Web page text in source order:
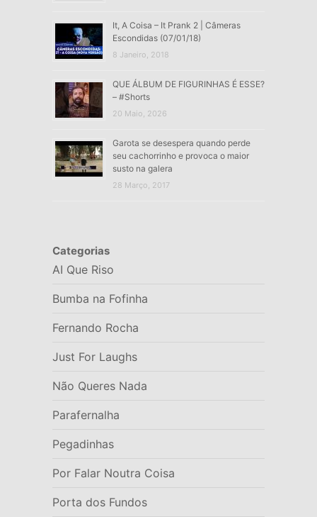
It, A Coisa – It Prank 2 | Câmeras
Escondidas (07/01/18)
8 Janeiro, 2018
QUE ÁLBUM DE FIGURINHAS É ESSE?
– #Shorts
20 Maio, 2026
Garota se desespera quando perde
seu cachorrinho e provoca o maior
susto na galera
28 Março, 2017
Categorias
AI Que Riso
Bumba na Fofinha
Fernando Rocha
Just For Laughs
Não Queres Nada
Parafernalha
Pegadinhas
Por Falar Noutra Coisa
Porta dos Fundos